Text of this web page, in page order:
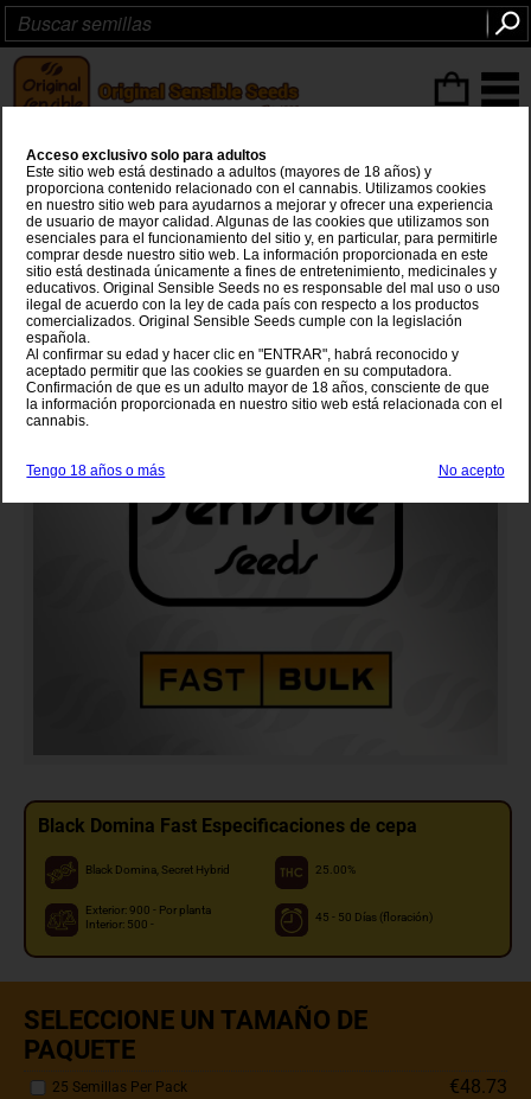
Black Domina Fast
Black Dominax Secret Hybrid
Black Domina Fast Especificaciones de cepa
Black Domina, Secret Hybrid 25.00%
Exterior: 900 - Por planta
Interior: 500 -
45 - 50 Días (floración)
SELECCIONE UN TAMAÑO DE
PAQUETE
25 Semillas Per Pack €48.73
Acceso exclusivo solo para adultos
Este sitio web está destinado a adultos (mayores de 18 años) y
proporciona contenido relacionado con el cannabis. Utilizamos cookies
en nuestro sitio web para ayudarnos a mejorar y ofrecer una experiencia
de usuario de mayor calidad. Algunas de las cookies que utilizamos son
esenciales para el funcionamiento del sitio y, en particular, para permitirle
comprar desde nuestro sitio web. La información proporcionada en este
sitio está destinada únicamente a fines de entretenimiento, medicinales y
educativos. Original Sensible Seeds no es responsable del mal uso o uso
ilegal de acuerdo con la ley de cada país con respecto a los productos
comercializados. Original Sensible Seeds cumple con la legislación
española.
Al confirmar su edad y hacer clic en "ENTRAR", habrá reconocido y
aceptado permitir que las cookies se guarden en su computadora.
Confirmación de que es un adulto mayor de 18 años, consciente de que
la información proporcionada en nuestro sitio web está relacionada con el
cannabis.
Tengo 18 años o más No acepto